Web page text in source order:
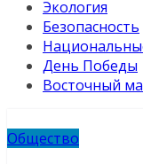
Экология
Безопасность
День Победы
Восточный
Общество